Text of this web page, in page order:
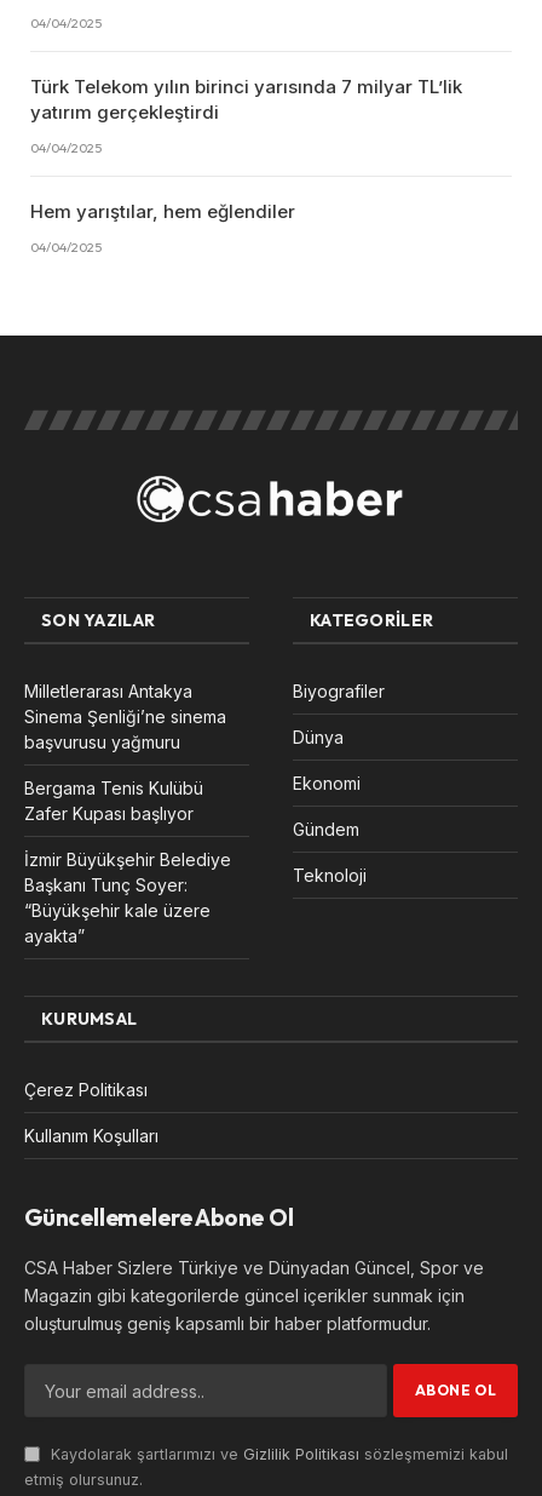
04/04/2025
Türk Telekom yılın birinci yarısında 7 milyar TL’lik
yatırım gerçekleştirdi
04/04/2025
Hem yarıştılar, hem eğlendiler
04/04/2025
SON YAZILAR
Milletlerarası Antakya
Sinema Şenliği’ne sinema
başvurusu yağmuru
Bergama Tenis Kulübü
Zafer Kupası başlıyor
İzmir Büyükşehir Belediye
Başkanı Tunç Soyer:
“Büyükşehir kale üzere
ayakta”
KATEGORILER
Biyografiler
Dünya
Ekonomi
Gündem
Teknoloji
KURUMSAL
Çerez Politikası
Kullanım Koşulları
Güncellemelere Abone Ol
CSA Haber Sizlere Türkiye ve Dünyadan Güncel, Spor ve
Magazin gibi kategorilerde güncel içerikler sunmak için
oluşturulmuş geniş kapsamlı bir haber platformudur.
Kaydolarak şartlarımızı ve Gizlilik Politikası sözleşmemizi kabul
etmiş olursunuz.